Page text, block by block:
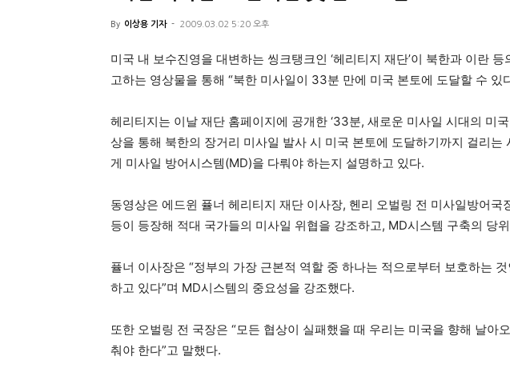
By 이상용 기자 - 2009.03.02 5:20 오후
미국 내 보수진영을 대변하는 씽크탱크인 ‘헤리티지 재단’이 북한과 이란
고하는 영상물을 통해 “북한 미사일이 33분 만에 미국 본토에 도달할 수 있
헤리티지는 이날 재단 홈페이지에 공개한 ‘33분, 새로운 미사일 시대의 미
상을 통해 북한의 장거리 미사일 발사 시 미국 본토에 도달하기까지 걸리
게 미사일 방어시스템(MD)을 다뤄야 하는지 설명하고 있다.
동영상은 에드윈 퓰너 헤리티지 재단 이사장, 헨리 오벌링 전 미사일방어국
등이 등장해 적대 국가들의 미사일 위협을 강조하고, MD시스템 구축의 당
퓰너 이사장은 “정부의 가장 근본적 역할 중 하나는 적으로부터 보호하는
하고 있다”며 MD시스템의 중요성을 강조했다.
또한 오벌링 전 국장은 “모든 협상이 실패했을 때 우리는 미국을 향해 날아
춰야 한다”고 말했다.